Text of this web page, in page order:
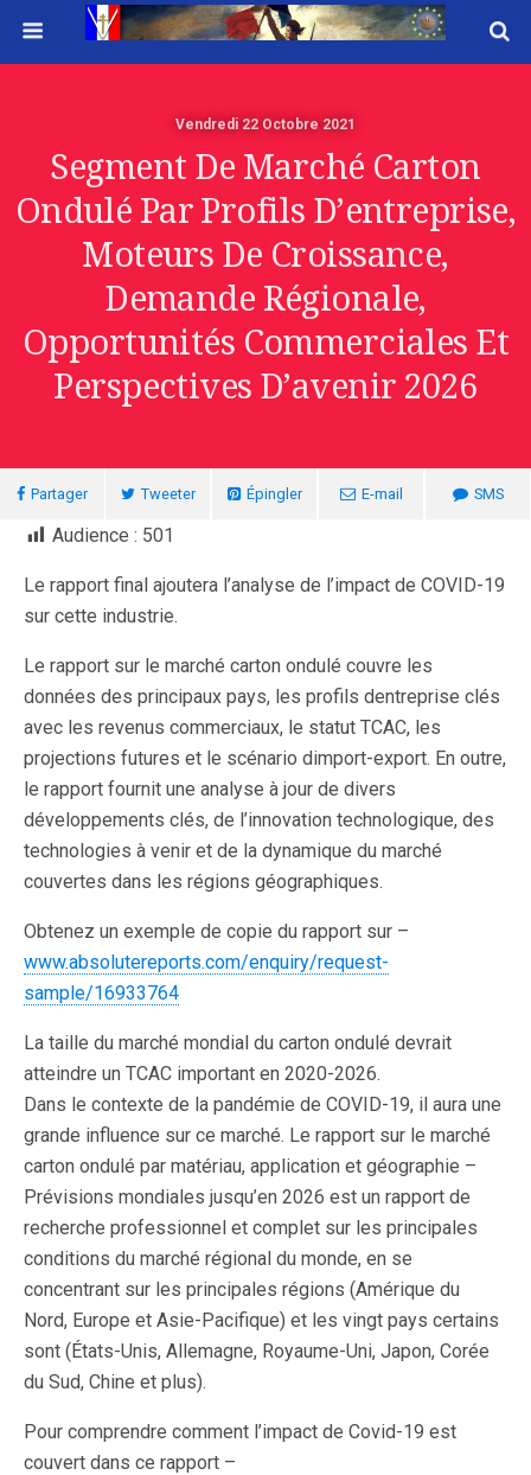
Vendredi 22 Octobre 2021
Segment De Marché Carton
Ondulé Par Profils D’entreprise,
Moteurs De Croissance,
Demande Régionale,
Opportunités Commerciales Et
Perspectives D’avenir 2026
Partager Tweeter Épingler E-mail SMS
Audience : 501
Le rapport final ajoutera l’analyse de l’impact de COVID-19
sur cette industrie.
Le rapport sur le marché carton ondulé couvre les
données des principaux pays, les profils dentreprise clés
avec les revenus commerciaux, le statut TCAC, les
projections futures et le scénario dimport-export. En outre,
le rapport fournit une analyse à jour de divers
développements clés, de l’innovation technologique, des
technologies à venir et de la dynamique du marché
couvertes dans les régions géographiques.
Obtenez un exemple de copie du rapport sur –
www.absolutereports.com/enquiry/request-
sample/16933764
La taille du marché mondial du carton ondulé devrait
atteindre un TCAC important en 2020-2026.
Dans le contexte de la pandémie de COVID-19, il aura une
grande influence sur ce marché. Le rapport sur le marché
carton ondulé par matériau, application et géographie –
Prévisions mondiales jusqu’en 2026 est un rapport de
recherche professionnel et complet sur les principales
conditions du marché régional du monde, en se
concentrant sur les principales régions (Amérique du
Nord, Europe et Asie-Pacifique) et les vingt pays certains
sont (États-Unis, Allemagne, Royaume-Uni, Japon, Corée
du Sud, Chine et plus).
Pour comprendre comment l’impact de Covid-19 est
couvert dans ce rapport –